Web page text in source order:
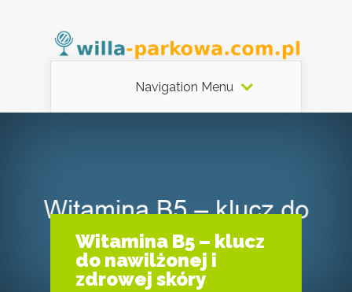
Navigation Menu
Witamina B5 – klucz
do nawilżonej i
zdrowej skóry